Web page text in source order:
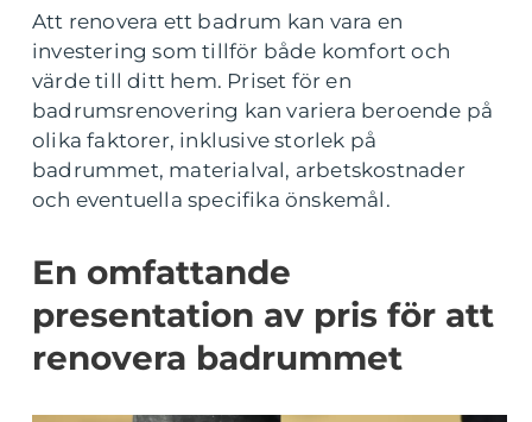
Att renovera ett badrum kan vara en
investering som tillför både komfort och
värde till ditt hem. Priset för en
badrumsrenovering kan variera beroende på
olika faktorer, inklusive storlek på
badrummet, materialval, arbetskostnader
och eventuella specifika önskemål.
En omfattande
presentation av pris för att
renovera badrummet